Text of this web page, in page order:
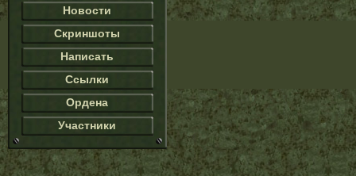
Новости
Скриншоты
Написать
Ссылки
Ордена
Участники